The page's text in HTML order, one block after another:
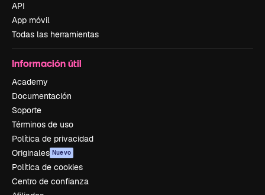
API
App móvil
Todas las herramientas
Información útil
Academy
Documentación
Soporte
Términos de uso
Política de privacidad
Originales Nuevo
Política de cookies
Centro de confianza